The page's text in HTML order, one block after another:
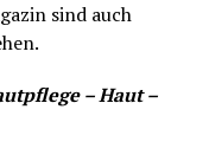
sind auch
– Haut –